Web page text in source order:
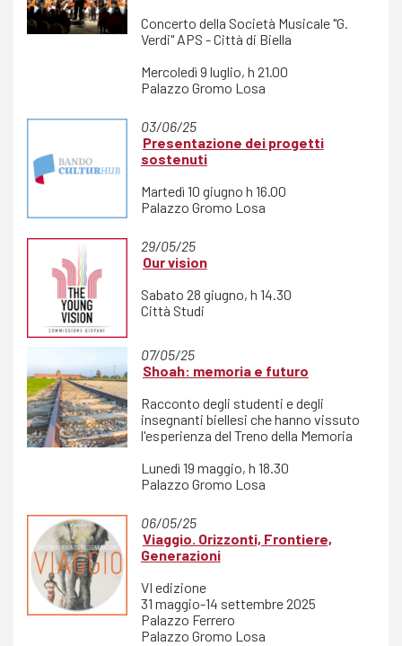
Concerto della Società Musicale "G.
Verdi" APS - Città di Biella
Mercoledì 9 luglio, h 21.00
Palazzo Gromo Losa
03/06/25
Presentazione dei progetti
sostenuti
Martedì 10 giugno h 16.00
Palazzo Gromo Losa
29/05/25
Our vision
Sabato 28 giugno, h 14.30
Città Studi
07/05/25
Shoah: memoria e futuro
Racconto degli studenti e degli
insegnanti biellesi che hanno vissuto
l'esperienza del Treno della Memoria
Lunedì 19 maggio, h 18.30
Palazzo Gromo Losa
06/05/25
Viaggio. Orizzonti, Frontiere,
Generazioni
VI edizione
31 maggio-14 settembre 2025
Palazzo Ferrero
Palazzo Gromo Losa